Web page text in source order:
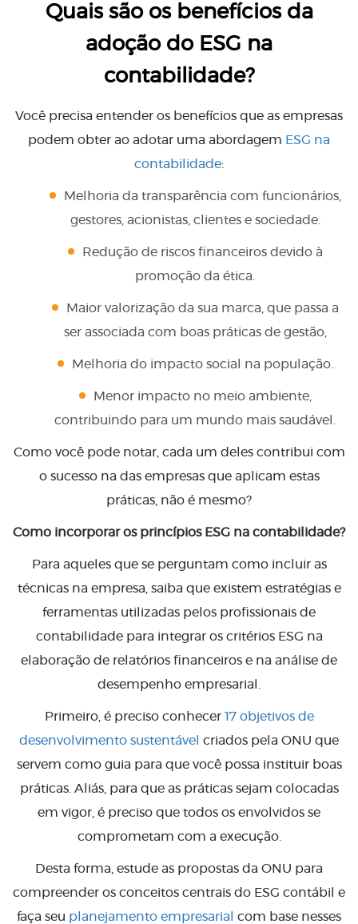
Quais são os benefícios da
adoção do ESG na
contabilidade?
Você precisa entender os benefícios que as empresas
podem obter ao adotar uma abordagem ESG na
contabilidade:
Melhoria da transparência com funcionários,
gestores, acionistas, clientes e sociedade.
Redução de riscos financeiros devido à
promoção da ética.
Maior valorização da sua marca, que passa a
ser associada com boas práticas de gestão,
Melhoria do impacto social na população.
Menor impacto no meio ambiente,
contribuindo para um mundo mais saudável.
Como você pode notar, cada um deles contribui com
o sucesso na das empresas que aplicam estas
práticas, não é mesmo?
Como incorporar os princípios ESG na contabilidade?
Para aqueles que se perguntam como incluir as
técnicas na empresa, saiba que existem estratégias e
ferramentas utilizadas pelos profissionais de
contabilidade para integrar os critérios ESG na
elaboração de relatórios financeiros e na análise de
desempenho empresarial.
Primeiro, é preciso conhecer 17 objetivos de
desenvolvimento sustentável criados pela ONU que
servem como guia para que você possa instituir boas
práticas. Aliás, para que as práticas sejam colocadas
em vigor, é preciso que todos os envolvidos se
comprometam com a execução.
Desta forma, estude as propostas da ONU para
compreender os conceitos centrais do ESG contábil e
faça seu planejamento empresarial com base nesses